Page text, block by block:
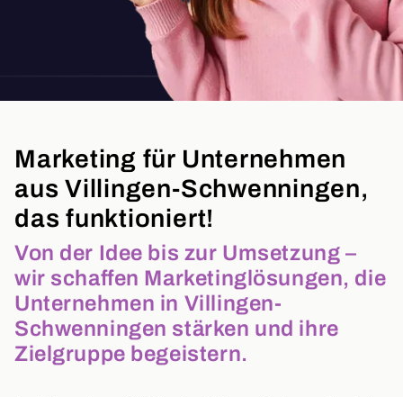
Marketing für Unternehmen
aus Villingen-Schwenningen,
das funktioniert!
Von der Idee bis zur Umsetzung –
wir schaffen Marketinglösungen, die
Unternehmen in Villingen-
Schwenningen stärken und ihre
Zielgruppe begeistern.